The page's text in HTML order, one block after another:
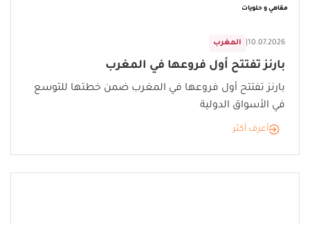
مقاهي و حلويات
المغرب 10.07.2026
بارنز تفتتح أول فروعها في المغرب
بارنز تفتتح أول فروعها في المغرب ضمن خطتها للتوسع
في الأسواق الدولية
أعرف أكثر